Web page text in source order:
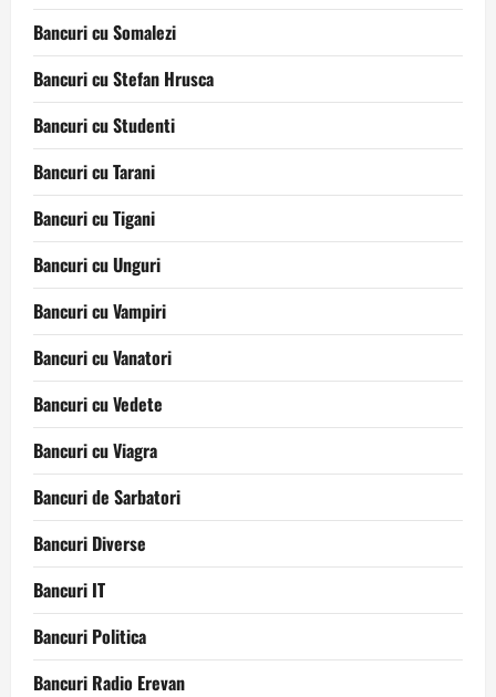
Bancuri cu Somalezi
Bancuri cu Stefan Hrusca
Bancuri cu Studenti
Bancuri cu Tarani
Bancuri cu Tigani
Bancuri cu Unguri
Bancuri cu Vampiri
Bancuri cu Vanatori
Bancuri cu Vedete
Bancuri cu Viagra
Bancuri de Sarbatori
Bancuri Diverse
Bancuri IT
Bancuri Politica
Bancuri Radio Erevan